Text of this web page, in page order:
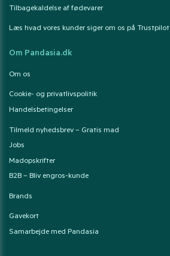
Tilbagekaldelse af fødevarer
Læs hvad vores kunder siger om os på Trustpilot
Om Pandasia.dk
Om os
Cookie- og privatlivspolitik
Handelsbetingelser
Tilmeld nyhedsbrev – Gratis mad
Jobs
Madopskrifter
B2B – Bliv engros-kunde
Brands
Gavekort
Samarbejde med Pandasia